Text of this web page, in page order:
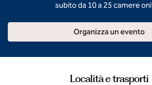
subito da 10 a 25 camere
Organizza un evento
Località e trasporti